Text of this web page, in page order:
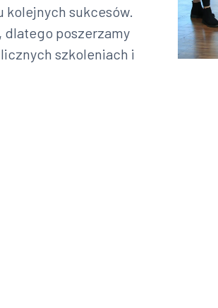
kolejnych sukcesów.
dlatego poszerzamy
szkoleniach i